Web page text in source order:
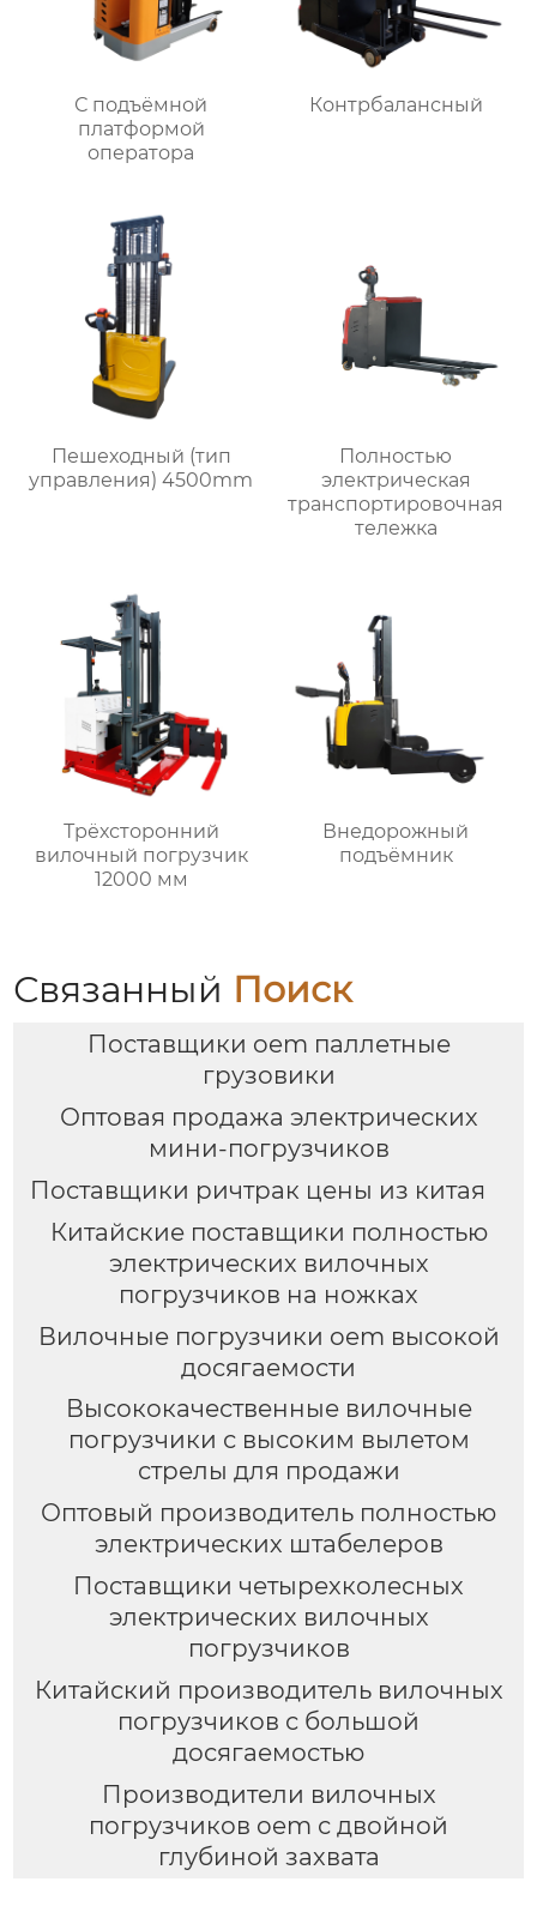
С подъёмной
платформой
оператора
Контрбалансный
Пешеходный (тип
управления) 4500mm
Полностью
электрическая
транспортировочная
тележка
Трёхсторонний
вилочный погрузчик
12000 мм
Внедорожный
подъёмник
Связанный Поиск
Поставщики oem паллетные
грузовики
Оптовая продажа электрических
мини-погрузчиков
Поставщики ричтрак цены из китая
Китайские поставщики полностью
электрических вилочных
погрузчиков на ножках
Вилочные погрузчики oem высокой
досягаемости
Высококачественные вилочные
погрузчики с высоким вылетом
стрелы для продажи
Оптовый производитель полностью
электрических штабелеров
Поставщики четырехколесных
электрических вилочных
погрузчиков
Китайский производитель вилочных
погрузчиков с большой
досягаемостью
Производители вилочных
погрузчиков oem с двойной
глубиной захвата